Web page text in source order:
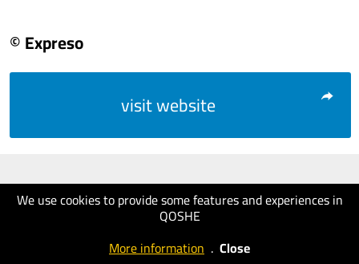
We use cookies to provide some features and experiences in
QOSHE
More information . Close
© Expreso
visit website